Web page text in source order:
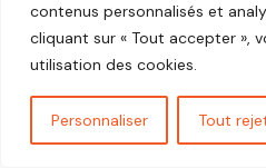
contenus personnalisés et
cliquant sur « Tout accepter »,
utilisation des cookies.
Personnaliser Tout